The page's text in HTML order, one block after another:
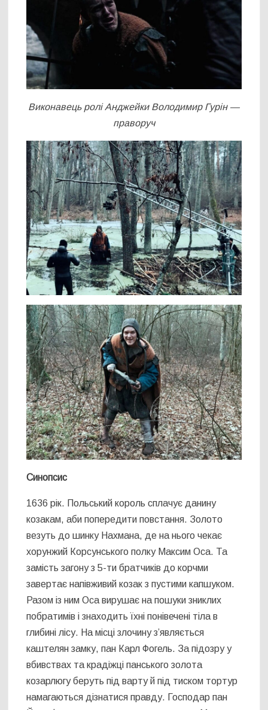
Виконавець ролі Анджейки Володимир Гурін —
праворуч
Синопсис
1636 рік. Польський король сплачує данину
козакам, аби попередити повстання. Золото
везуть до шинку Нахмана, де на нього чекає
хорунжий Корсунського полку Максим Оса. Та
замість загону з 5-ти братчиків до корчми
завертає напівживий козак з пустими капшуком.
Разом із ним Оса вирушає на пошуки зниклих
побратимів і знаходить їхні понівечені тіла в
глибині лісу. На місці злочину з’являється
каштелян замку, пан Карл Фогель. За підозру у
вбивствах та крадіжці панського золота
козарлюгу беруть під варту й під тиском тортур
намагаються дізнатися правду. Господар пан